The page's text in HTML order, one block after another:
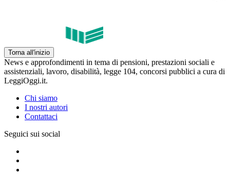
Torna all'inizio
News e approfondimenti in tema di pensioni, prestazioni sociali e
assistenziali, lavoro, disabilità, legge 104, concorsi pubblici a cura di
LeggiOggi.it.
Chi siamo
I nostri autori
Contattaci
Seguici sui social